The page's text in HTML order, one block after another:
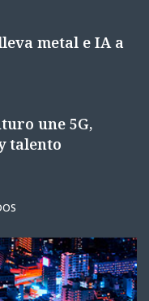
metal e IA a
une 5G,
talento